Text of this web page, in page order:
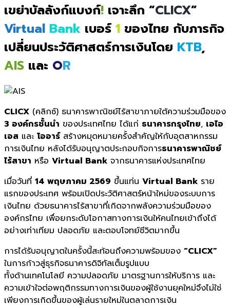
เขย่าบัลลังก์แบงก์! เจาะลึก “CLICX”
Virtual Bank เบอร์ 1 ของไทย กับภารกิจ
เปลี่ยนประวัติศาสตร์การเงินโดย KTB,
AIS และ OR
CLICX (คลิกซ์) ธนาคารพาณิชย์ไร้สาขาภายใต้ความร่วมมือของ
3 องค์กรชั้นนำ ของประเทศไทย ได้แก่ ธนาคารกรุงไทย, เอไอ
เอส และ โออาร์สร้างหมุดหมายครั้งสำคัญให้กับอุตสาหกรรม
การเงินไทย หลังได้รับอนุญาตประกอบกิจการธนาคารพาณิชย์
ไร้สาขา หรือ Virtual Bank จากธนาคารแห่งประเทศไทย
เมื่อวันที่ 14 พฤษภาคม 2569 ขึ้นแท่น Virtual Bank ราย
แรกของประเทศ พร้อมเปิดประวัติศาสตร์หน้าใหม่ของระบบการ
เงินไทย ด้วยธนาคารไร้สาขาที่เกิดจากพลังความร่วมมือของ
องค์กรไทย เพื่อยกระดับโอกาสทางการเงินให้คนไทยเข้าถึงได้
อย่างเท่าเทียม ปลอดภัย และตอบโจทย์ชีวิตมากขึ้น
การได้รับอนุญาตในครั้งนี้สะท้อนถึงความพร้อมของ “CLICX”
ในการก้าวสู่ธุรกิจธนาคารดิจิทัลเต็มรูปแบบ
ทั้งด้านเทคโนโลยี ความปลอดภัย มาตรฐานการให้บริการ และ
ความเข้าใจต่อพฤติกรรมทางการเงินของผู้ใช้งานยุคใหม่จึงไม่ใช่
เพียงการเกิดขึ้นของผู้เล่นรายใหม่ในตลาดการเงิน